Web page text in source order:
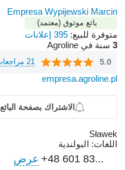
Empresa Wypijewski Marcin
بائع موثوق (معتمد)
متوفرة للبيع: 395 إعلانات
3 سنة في Agroline
5.0 21 مراجعات
empresa.agroline.pl
الاشتراك بصفحة البائع
Sławek
اللغات: البولندية
+48 601 83... عرض